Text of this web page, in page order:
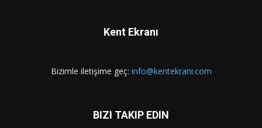
Kent Ekranı
Bizimle iletişime geç: info@kentekrani.com
BIZI TAKIP EDIN